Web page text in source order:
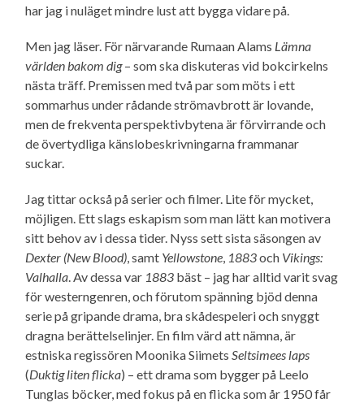
har jag i nuläget mindre lust att bygga vidare på.
Men jag läser. För närvarande Rumaan Alams Lämna
världen bakom dig– som ska diskuteras vid bokcirkelns
nästa träff. Premissen med två par som möts i ett
sommarhus under rådande strömavbrott är lovande,
men de frekventa perspektiv­bytena är förvirrande och
de övertydliga känslo­beskrivningarna frammanar
suckar.
Jag tittar också på serier och filmer. Lite för mycket,
möjligen. Ett slags eskapism som man lätt kan motivera
sitt behov av i dessa tider. Nyss sett sista säsongen av
Dexter (New Blood), samt Yellowstone, 1883och Vikings:
Valhalla. Av dessa var 1883 bäst – jag har alltid varit svag
för westerngenren, och förutom spänning bjöd denna
serie på gripande drama, bra skådespeleri och snyggt
dragna berättelse­linjer. En film värd att nämna, är
estniska regissören Moonika SiimetsSeltsimees laps
(Duktig liten flicka) – ett drama som bygger på Leelo
Tunglas böcker, med fokus på en flicka som år 1950 får